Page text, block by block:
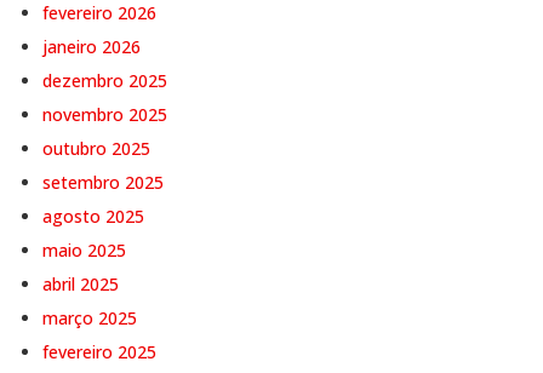
fevereiro 2026
janeiro 2026
dezembro 2025
novembro 2025
outubro 2025
setembro 2025
agosto 2025
maio 2025
abril 2025
março 2025
fevereiro 2025